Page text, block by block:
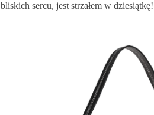
bliskich sercu, jest strzałem w dziesiątkę!